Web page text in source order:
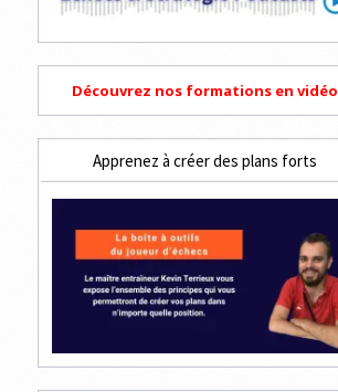
Découvrez nos formations en vidéo
Apprenez à créer des plans forts